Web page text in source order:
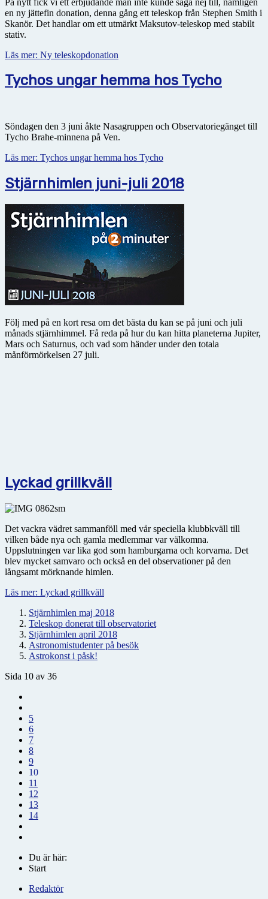
en ny jättefin donation, denna gång ett teleskop från Stephen Smith i
Skanör. Det handlar om ett utmärkt Maksutov-teleskop med stabilt
stativ.
Läs mer: Ny teleskopdonation
Tychos ungar hemma hos Tycho
Söndagen den 3 juni åkte Nasagruppen och Observatoriegänget till
Tycho Brahe-minnena på Ven.
Läs mer: Tychos ungar hemma hos Tycho
Stjärnhimlen juni-juli 2018
Följ med på en kort resa om det bästa du kan se på juni och juli
månads stjärnhimmel. Få reda på hur du kan hitta planeterna Jupiter,
Mars och Saturnus, och vad som händer under den totala
månförmörkelsen 27 juli.
Lyckad grillkväll
Det vackra vädret sammanföll med vår speciella klubbkväll till
vilken både nya och gamla medlemmar var välkomna.
Uppslutningen var lika god som hamburgarna och korvarna. Det
blev mycket samvaro och också en del observationer på den
långsamt mörknande himlen.
Läs mer: Lyckad grillkväll
Stjärnhimlen maj 2018
Teleskop donerat till observatoriet
Stjärnhimlen april 2018
Astronomistudenter på besök
Astrokonst i påsk!
Sida 10 av 36
5
6
7
8
9
10
11
12
13
14
Du är här:
Start
Redaktör